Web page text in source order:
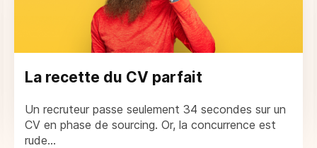
La recette du CV parfait
Un recruteur passe seulement 34 secondes sur un
CV en phase de sourcing. Or, la concurrence est
rude...